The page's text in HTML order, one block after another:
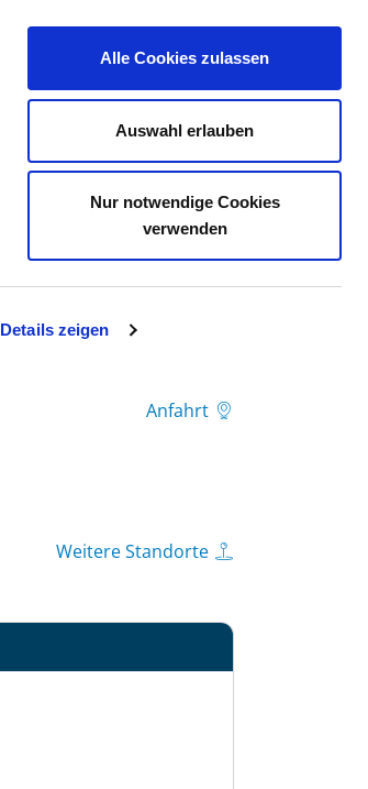
Details zeigen
Alle Cookies zulassen
Auswahl erlauben
Nur notwendige Cookies
verwenden
KONTAKT IHRE MEINUNG
Anfahrt
Weitere Standorte